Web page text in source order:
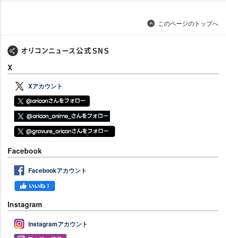
このページのトップへ
X
Xアカウント
Facebook
Facebookアカウント
Instagram
Instagramアカウント